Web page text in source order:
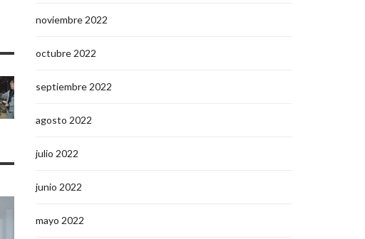
noviembre 2022
octubre 2022
septiembre 2022
agosto 2022
julio 2022
junio 2022
mayo 2022